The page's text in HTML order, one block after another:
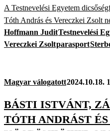
A Testnevelési Egyetem
Tóth András és Vereczkei Zsolt
Hoffmann JuditTestnevelési
Vereczkei Zsoltparasport
Magyar válogatott2024.10.18.
BÁSTI ISTVÁNT,
TÓTH ANDRÁST